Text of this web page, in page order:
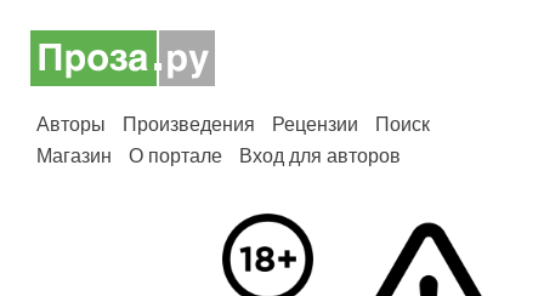
Авторы Произведения Рецензии
Поиск
Магазин
О портале Вход для авторов